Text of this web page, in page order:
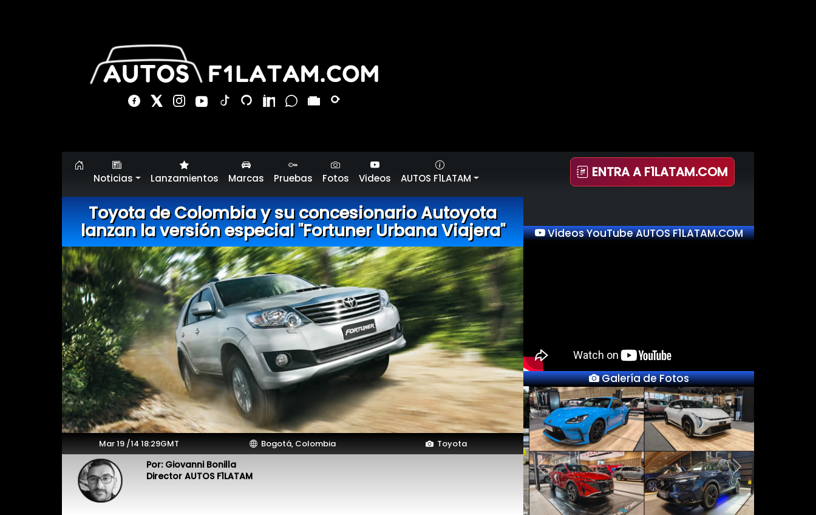
Noticias Lanzamientos Marcas Pruebas Fotos Videos AUTOS F1LATAM ENTRA A F1LATAM.COM
Toyota de Colombia y su concesionario Autoyota
lanzan la versión especial "Fortuner Urbana Viajera"
Mar 19 /14 18:29GMT Bogotá, Colombia Toyota
Por: Giovanni Bonilla
Director AUTOS F1LATAM
Videos YouTube AUTOS F1LATAM.COM
Galería de Fotos
Previous Next